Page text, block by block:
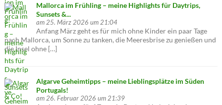
Mallorca im Frühling – meine Highlights für Daytrips,
Sunsets &...
am 25. März 2026 um 21:04
Anfang März geht es für mich ohne Kinder ein paar Tage
nach Mallorca, um Sonne zu tanken, die Meeresbrise zu genießen und
die Insel ohne […]
Algarve Geheimtipps – meine Lieblingsplätze im Süden
Portugals!
am 26. Februar 2026 um 21:39